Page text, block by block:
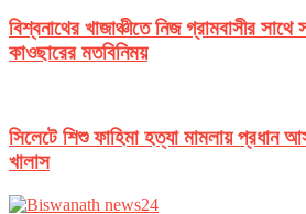
বিশ্বনাথের খাজাঞ্চীতে নিজ গ্রামবাসীর সাথে
কাওছারের মতবিনিময়
সিলেটে শিশু ফাহিমা হত্যা মামলায় প্রধান
খালাস